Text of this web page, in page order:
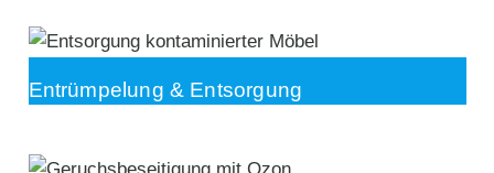
Entrümpelung & Entsorgung